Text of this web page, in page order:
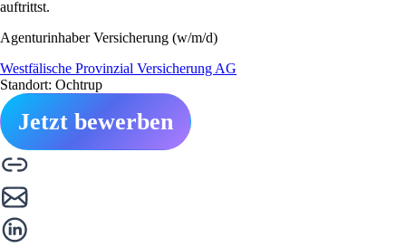
auftrittst.
Agenturinhaber Versicherung (w/m/d)
Westfälische Provinzial Versicherung AG
Standort: Ochtrup
Jetzt bewerben